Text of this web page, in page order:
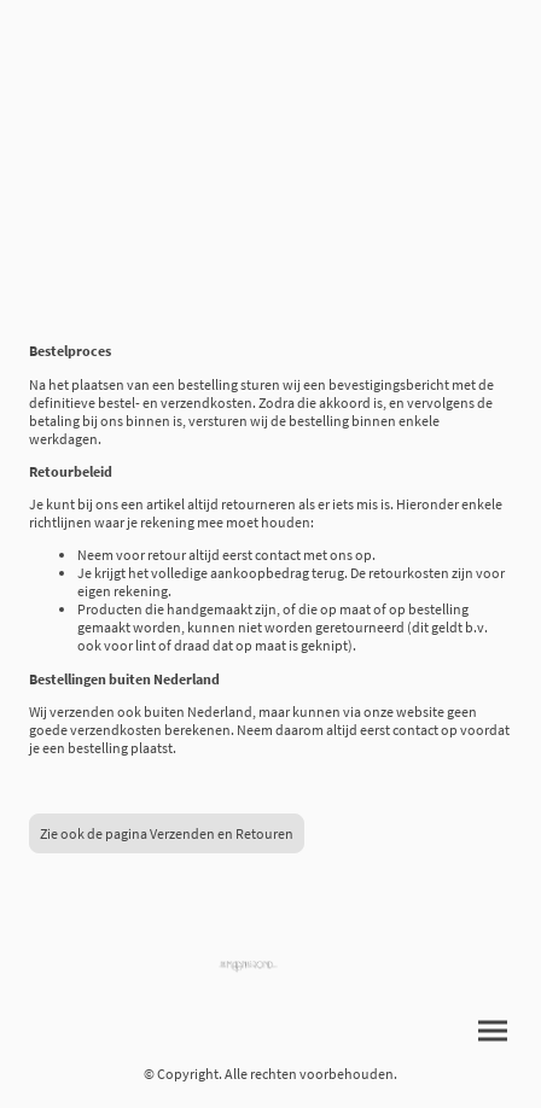
Bestelproces
Na het plaatsen van een bestelling sturen wij een bevestigingsbericht met de
definitieve bestel- en verzendkosten. Zodra die akkoord is, en vervolgens de
betaling bij ons binnen is, versturen wij de bestelling binnen enkele
werkdagen.
Retourbeleid
Je kunt bij ons een artikel altijd retourneren als er iets mis is. Hieronder enkele
richtlijnen waar je rekening mee moet houden:
Neem voor retour altijd eerst contact met ons op.
Je krijgt het volledige aankoopbedrag terug. De retourkosten zijn voor
eigen rekening.
Producten die handgemaakt zijn, of die op maat of op bestelling
gemaakt worden, kunnen niet worden geretourneerd (dit geldt b.v.
ook voor lint of draad dat op maat is geknipt).
Bestellingen buiten Nederland
Wij verzenden ook buiten Nederland, maar kunnen via onze website geen
goede verzendkosten berekenen. Neem daarom altijd eerst contact op voordat
je een bestelling plaatst.
Zie ook de pagina Verzenden en Retouren
© Copyright. Alle rechten voorbehouden.